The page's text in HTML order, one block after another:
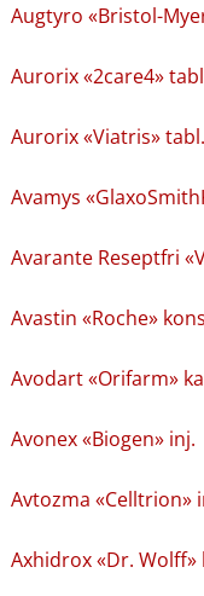
Augtyro «Bristol-
Aurorix «2care4»
Aurorix «Viatris» tabl.
Avamys
Avarante Reseptfri
Avastin «Roche»
Avodart «Orifarm»
Avonex «Biogen» inj.
Avtozma «Celltrion»
Axhidrox «Dr. Wolff»